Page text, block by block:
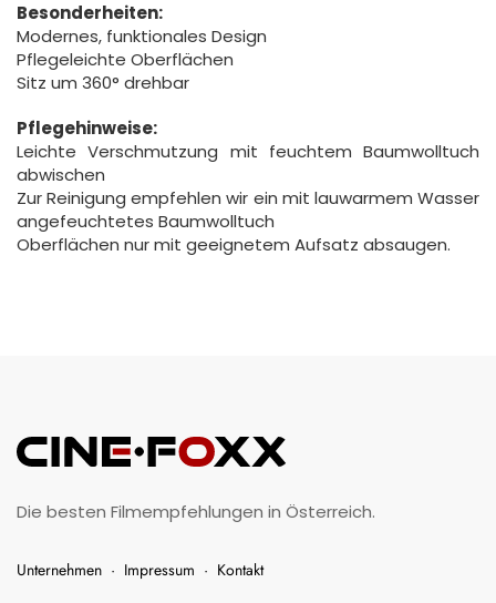
Besonderheiten:
Modernes, funktionales Design
Pflegeleichte Oberflächen
Sitz um 360° drehbar
Pflegehinweise:
Leichte Verschmutzung mit feuchtem Baumwolltuch
abwischen
Zur Reinigung empfehlen wir ein mit lauwarmem Wasser
angefeuchtetes Baumwolltuch
Oberflächen nur mit geeignetem Aufsatz absaugen.
Die besten Filmempfehlungen in Österreich.
Unternehmen · Impressum · Kontakt